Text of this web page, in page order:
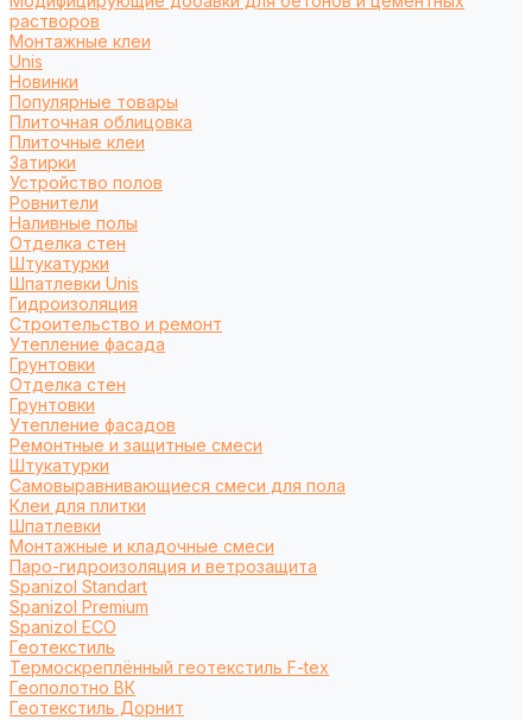
растворов
Монтажные клеи
Unis
Новинки
Популярные товары
Плиточная облицовка
Плиточные клеи
Затирки
Устройство полов
Ровнители
Наливные полы
Отделка стен
Штукатурки
Шпатлевки Unis
Гидроизоляция
Строительство и ремонт
Утепление фасада
Грунтовки
Отделка стен
Грунтовки
Утепление фасадов
Ремонтные и защитные смеси
Штукатурки
Самовыравнивающиеся смеси для пола
Клеи для плитки
Шпатлевки
Монтажные и кладочные смеси
Паро-гидроизоляция и ветрозащита
Spanizol Standart
Spanizol Premium
Spanizol ECO
Геотекстиль
Термоскреплённый геотекстиль F-tex
Геополотно ВК
Геотекстиль Дорнит